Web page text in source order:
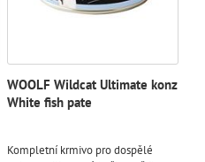
WOOLF Wildcat Ultimate konz
White fish pate
Kompletní krmivo pro dospělé